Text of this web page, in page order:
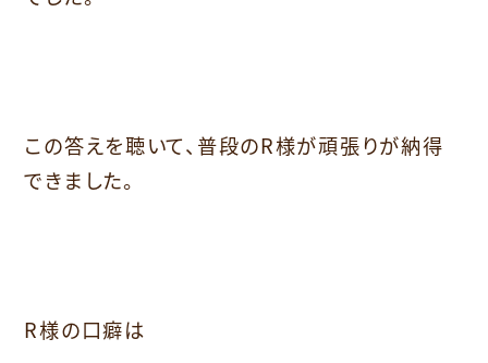
この答えを聴いて、普段のR様が頑張りが納得
できました。
R様の口癖は